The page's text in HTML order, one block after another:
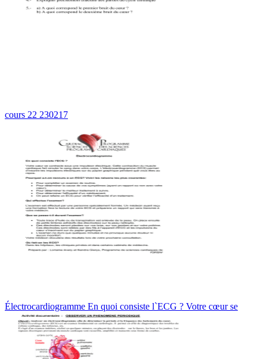
cours 22 230217
Électrocardiogramme En quoi consiste l`ECG ? Votre cœur se